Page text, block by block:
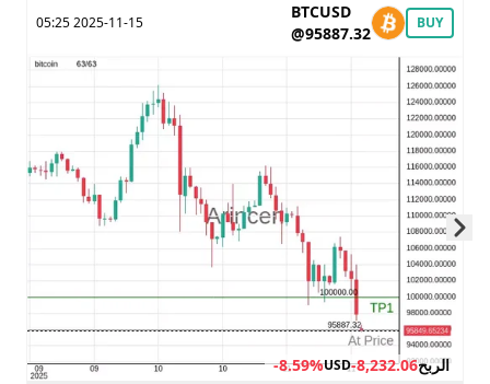
BUY
BTCUSD
@95887.32
2025-11-15 05:25
الربح-8,232.06
USD
-8.59%
Skip to next slide page